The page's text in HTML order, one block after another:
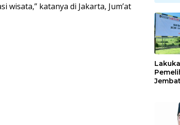
katanya di Jakarta, Jum’at
Tol